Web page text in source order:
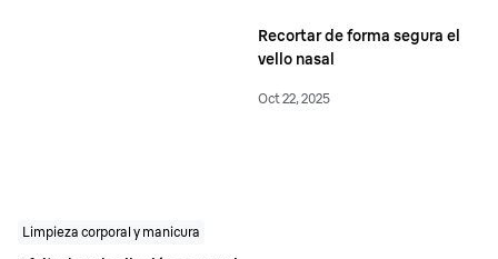
Limpieza corporal y manicura
Recortar de forma segura el
vello nasal
Oct 22, 2025